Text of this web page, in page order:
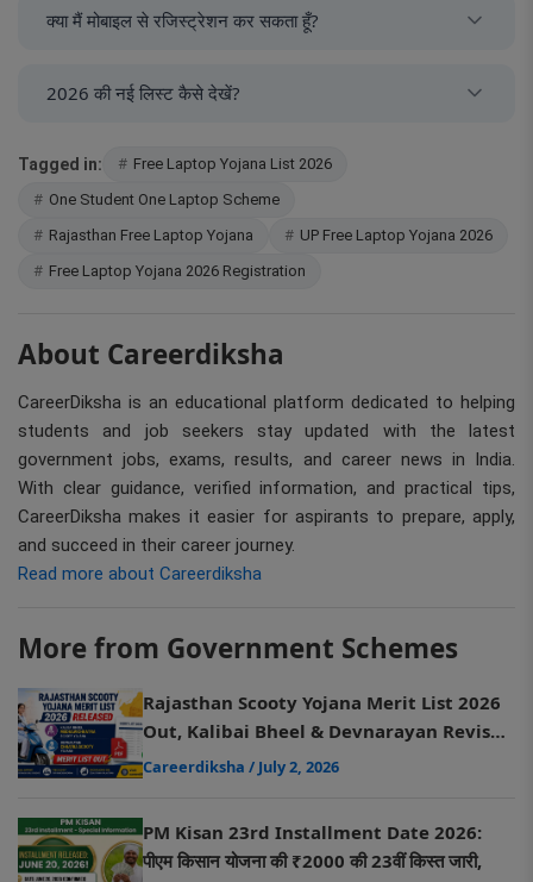
यह राज्य पर निर्भर करता है। आमतौर पर यूपी में 60-65% और एमपी/
राजस्थान में 75% से ऊपर अंक लाने वालों को प्राथमिकता दी जाती है।
क्या मैं मोबाइल से रजिस्ट्रेशन कर सकता हूँ?
जी हाँ, अगर आपके राज्य में ऑनलाइन पोर्टल खुला है, तो आप मोबाइल से
2026 की नई लिस्ट कैसे देखें?
लिस्ट देखने के लिए आपको अपने राज्य के शिक्षा विभाग की वेबसाइट या
Tagged in:
Free Laptop Yojana List 2026
One Student One Laptop Scheme
Rajasthan Free Laptop Yojana
UP Free Laptop Yojana 2026
Free Laptop Yojana 2026 Registration
About Careerdiksha
CareerDiksha is an educational platform dedicated to helping
students and job seekers stay updated with the latest
government jobs, exams, results, and career news in India.
With clear guidance, verified information, and practical tips,
CareerDiksha makes it easier for aspirants to prepare, apply,
and succeed in their career journey.
Read more about Careerdiksha
More from Government Schemes
Rajasthan Scooty Yojana Merit List 2026
Out, Kalibai Bheel & Devnarayan Revised
Merit List PDF
Careerdiksha / July 2, 2026
PM Kisan 23rd Installment Date 2026:
पीएम किसान योजना की ₹2000 की 23वीं किस्त जारी,